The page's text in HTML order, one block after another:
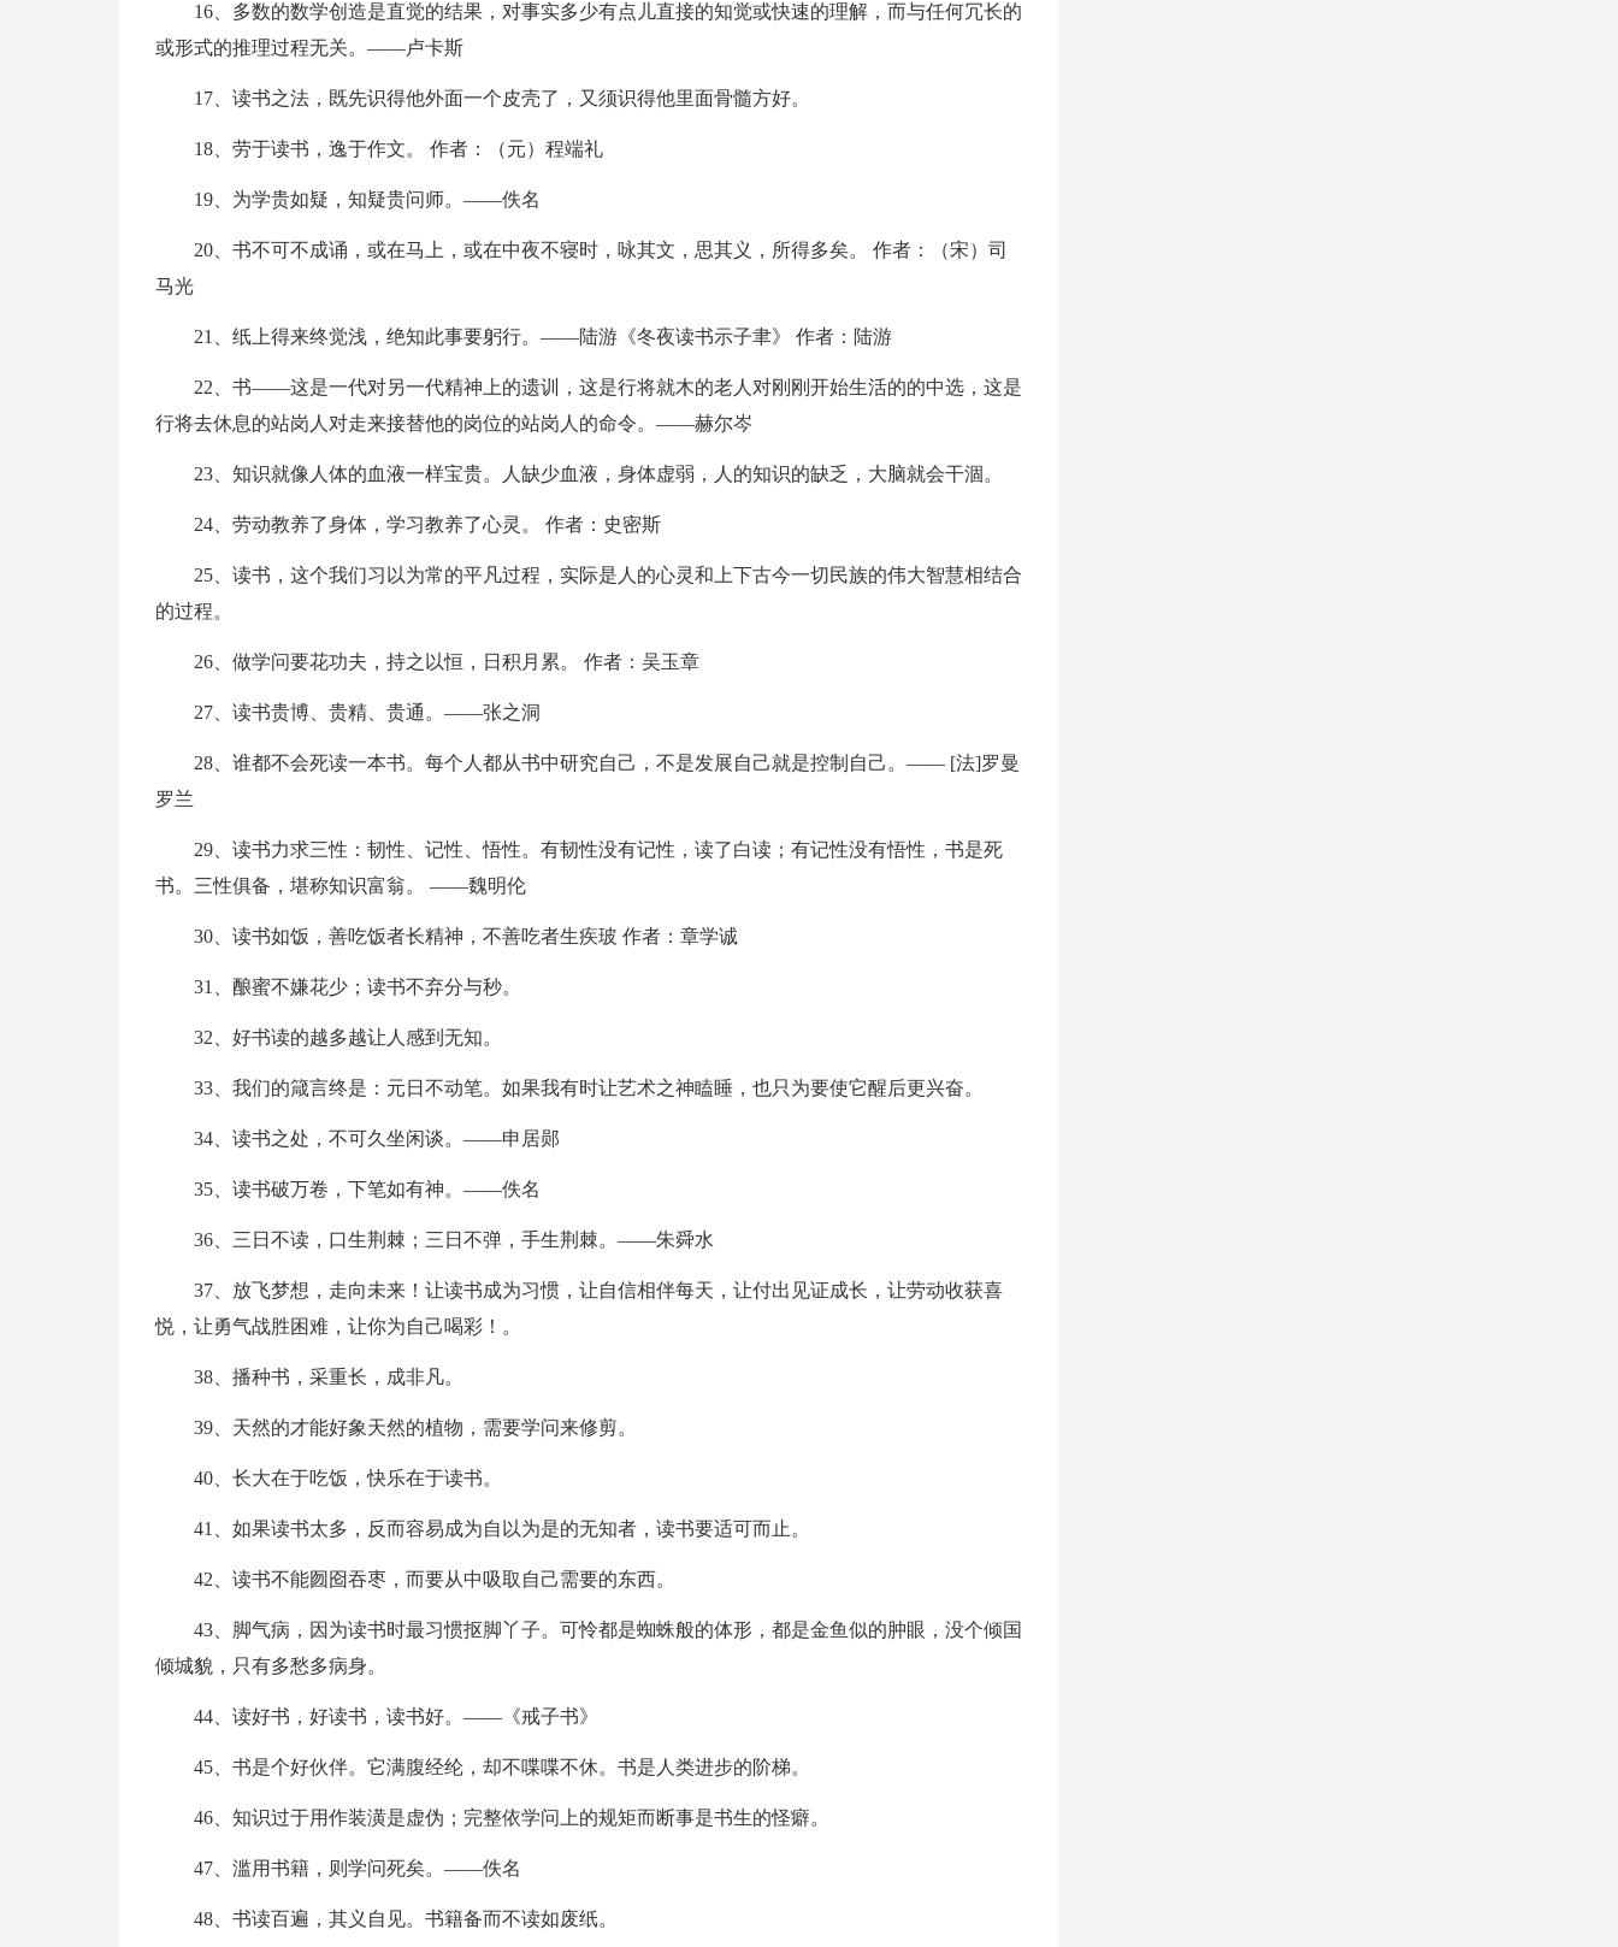
16、多数的数学创造是直觉的结果，对事实多少有点儿直接的知觉或快速的理解，而与任何冗长的
或形式的推理过程无关。——卢卡斯
17、读书之法，既先识得他外面一个皮壳了，又须识得他里面骨髓方好。
18、劳于读书，逸于作文。 作者：（元）程端礼
19、为学贵如疑，知疑贵问师。——佚名
20、书不可不成诵，或在马上，或在中夜不寝时，咏其文，思其义，所得多矣。 作者：（宋）司
马光
21、纸上得来终觉浅，绝知此事要躬行。——陆游《冬夜读书示子聿》 作者：陆游
22、书——这是一代对另一代精神上的遗训，这是行将就木的老人对刚刚开始生活的的中选，这是
行将去休息的站岗人对走来接替他的岗位的站岗人的命令。——赫尔岑
23、知识就像人体的血液一样宝贵。人缺少血液，身体虚弱，人的知识的缺乏，大脑就会干涸。
24、劳动教养了身体，学习教养了心灵。 作者：史密斯
25、读书，这个我们习以为常的平凡过程，实际是人的心灵和上下古今一切民族的伟大智慧相结合
的过程。
26、做学问要花功夫，持之以恒，日积月累。 作者：吴玉章
27、读书贵博、贵精、贵通。——张之洞
28、谁都不会死读一本书。每个人都从书中研究自己，不是发展自己就是控制自己。—— [法]罗曼
罗兰
29、读书力求三性：韧性、记性、悟性。有韧性没有记性，读了白读；有记性没有悟性，书是死
书。三性俱备，堪称知识富翁。 ——魏明伦
30、读书如饭，善吃饭者长精神，不善吃者生疾玻 作者：章学诚
31、酿蜜不嫌花少；读书不弃分与秒。
32、好书读的越多越让人感到无知。
33、我们的箴言终是：元日不动笔。如果我有时让艺术之神瞌睡，也只为要使它醒后更兴奋。
34、读书之处，不可久坐闲谈。——申居郧
35、读书破万卷，下笔如有神。——佚名
36、三日不读，口生荆棘；三日不弹，手生荆棘。——朱舜水
37、放飞梦想，走向未来！让读书成为习惯，让自信相伴每天，让付出见证成长，让劳动收获喜
悦，让勇气战胜困难，让你为自己喝彩！。
38、播种书，采重长，成非凡。
39、天然的才能好象天然的植物，需要学问来修剪。
40、长大在于吃饭，快乐在于读书。
41、如果读书太多，反而容易成为自以为是的无知者，读书要适可而止。
42、读书不能囫囵吞枣，而要从中吸取自己需要的东西。
43、脚气病，因为读书时最习惯抠脚丫子。可怜都是蜘蛛般的体形，都是金鱼似的肿眼，没个倾国
倾城貌，只有多愁多病身。
44、读好书，好读书，读书好。——《戒子书》
45、书是个好伙伴。它满腹经纶，却不喋喋不休。书是人类进步的阶梯。
46、知识过于用作装潢是虚伪；完整依学问上的规矩而断事是书生的怪癖。
47、滥用书籍，则学问死矣。——佚名
48、书读百遍，其义自见。书籍备而不读如废纸。